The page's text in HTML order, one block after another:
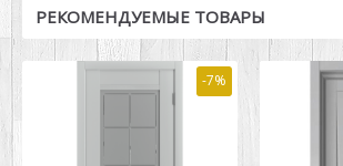
РЕКОМЕНДУЕМЫЕ ТОВАРЫ
-7%